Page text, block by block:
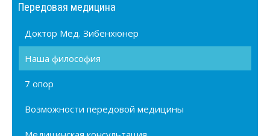
Передовая медицина
Доктор Мед. Зибенхюнер
Наша философия
7 опор
Возможности передовой медицины